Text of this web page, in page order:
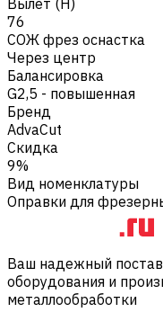
76
СОЖ фрез оснастка
Через центр
Балансировка
G2,5 - повышенная
Бренд
AdvaCut
Скидка
9%
Вид номенклатуры
Оправки для
Ваш надежный
оборудования и
металлообработки